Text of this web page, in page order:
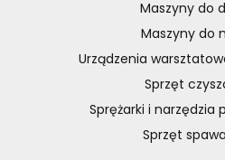
Maszyny do
Maszyny do
Urządzenia
Sprzęt
Sprężarki i
Sprzęt